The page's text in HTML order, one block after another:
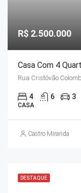
R$ 2.500.000
Casa Com 4
Rua Cristóvão
4 6 3
CASA
Castro Miranda
DESTAQUE